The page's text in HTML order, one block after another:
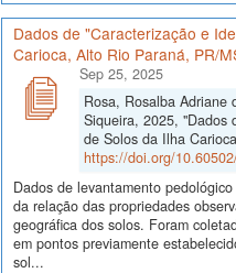
Dados de "Caracterização e
Carioca, Alto Rio Paraná, PR/
Sep 25, 2025
Rosa, Rosalba Adriane
Siqueira, 2025, "Dados
de Solos da Ilha
https://doi.org/
Dados de levantamento
da relação das propriedades
geográfica dos solos. Foram
em pontos previamente
sol...